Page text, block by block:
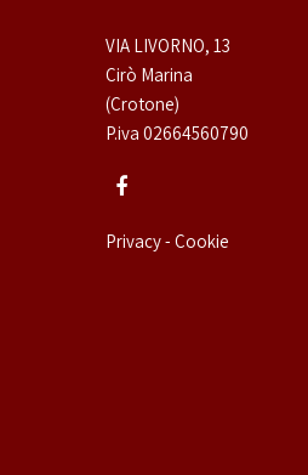
VIA LIVORNO, 13
Cirò Marina
(Crotone)
P.iva 02664560790
Privacy - Cookie